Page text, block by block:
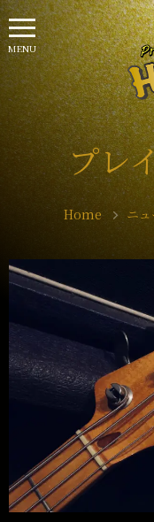
プレ
Home ニ
MENU